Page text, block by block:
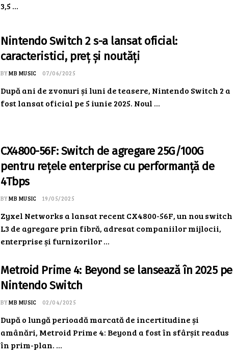
3,5 ...
Nintendo Switch 2 s-a lansat oficial:
caracteristici, preț și noutăți
BYMB MUSIC 07/06/2025
După ani de zvonuri și luni de teasere, Nintendo Switch 2 a
fost lansat oficial pe 5 iunie 2025. Noul ...
CX4800-56F: Switch de agregare 25G/100G
pentru rețele enterprise cu performanță de
4Tbps
BYMB MUSIC 19/05/2025
Zyxel Networks a lansat recent CX4800-56F, un nou switch
L3 de agregare prin fibră, adresat companiilor mijlocii,
enterprise și furnizorilor ...
Metroid Prime 4: Beyond se lansează în 2025 pe
Nintendo Switch
BYMB MUSIC 02/04/2025
După o lungă perioadă marcată de incertitudine și
amânări, Metroid Prime 4: Beyond a fost în sfârșit readus
în prim-plan. ...